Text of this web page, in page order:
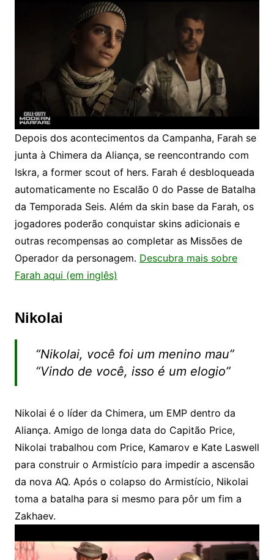
Depois dos acontecimentos da Campanha, Farah se
junta à Chimera da Aliança, se reencontrando com
Iskra, a former scout of hers. Farah é desbloqueada
automaticamente no Escalão 0 do Passe de Batalha
da Temporada Seis. Além da skin base da Farah, os
jogadores poderão conquistar skins adicionais e
outras recompensas ao completar as Missões de
Operador da personagem. Descubra mais sobre
Farah aqui (em inglês)
Nikolai
“Nikolai, você foi um menino mau”
“Vindo de você, isso é um elogio”
Nikolai é o líder da Chimera, um EMP dentro da
Aliança. Amigo de longa data do Capitão Price,
Nikolai trabalhou com Price, Kamarov e Kate Laswell
para construir o Armistício para impedir a ascensão
da nova AQ. Após o colapso do Armistício, Nikolai
toma a batalha para si mesmo para pôr um fim a
Zakhaev.